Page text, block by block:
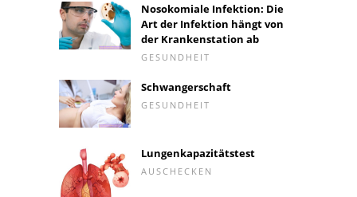
Nosokomiale Infektion: Die
Art der Infektion hängt von
der Krankenstation ab
GESUNDHEIT
Schwangerschaft
GESUNDHEIT
Lungenkapazitätstest
AUSCHECKEN